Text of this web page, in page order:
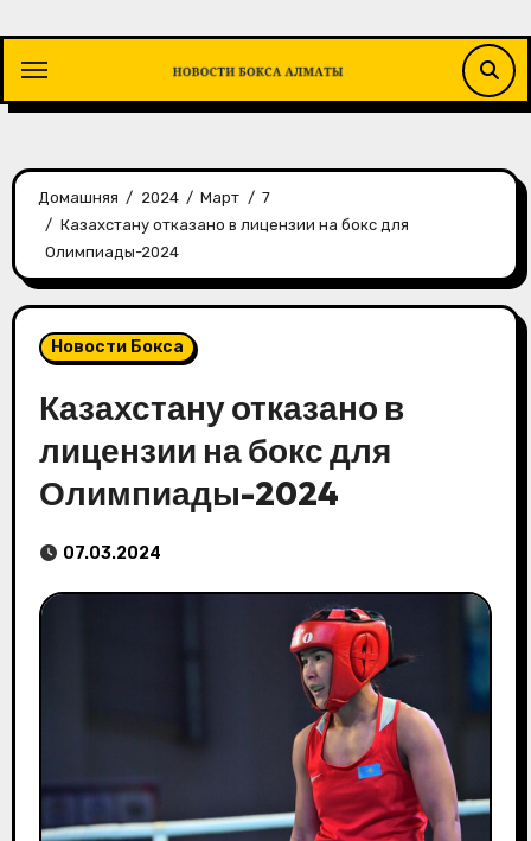
содержимому
Домашняя 2024 Март
7
Казахстану отказано в лицензии на бокс для
Олимпиады-2024
Новости Бокса
Казахстану отказано в
лицензии на бокс для
Олимпиады-2024
07.03.2024